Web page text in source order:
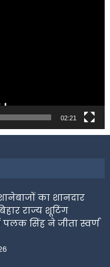
02:21
का शानदार
राज्य शूटिंग
सिंह ने जीता स्वर्ण